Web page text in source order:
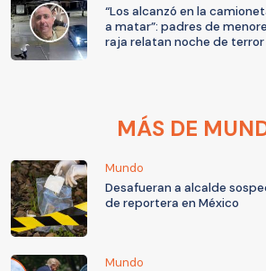
“Los alcanzó en la
a matar”: padres de
raja relatan noche de
MÁS DE
Mundo
Desafueran a alcalde
de reportera en México
Mundo